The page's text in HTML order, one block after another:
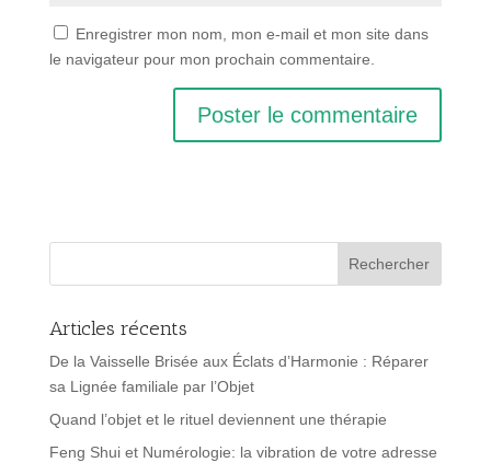
Enregistrer mon nom, mon e-mail et mon site dans
le navigateur pour mon prochain commentaire.
Articles récents
De la Vaisselle Brisée aux Éclats d’Harmonie : Réparer
sa Lignée familiale par l’Objet
Quand l’objet et le rituel deviennent une thérapie
Feng Shui et Numérologie: la vibration de votre adresse